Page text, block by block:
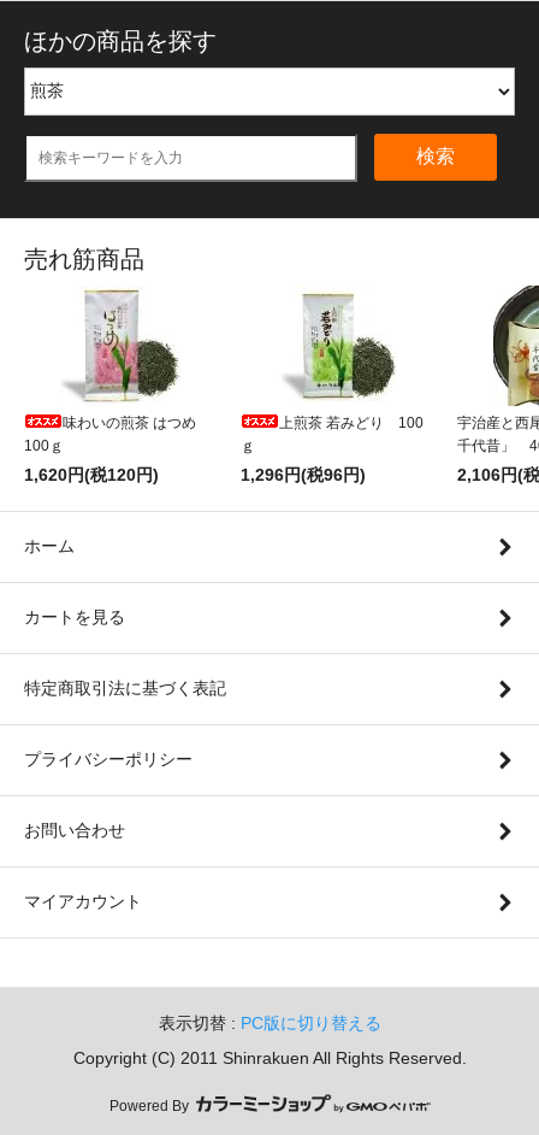
ほかの商品を探す
検索
売れ筋商品
味わいの煎茶 はつめ
100ｇ
1,620円(税120円)
上煎茶 若みどり 100
ｇ
1,296円(税96円)
宇治産と
千代昔」
2,106円(
ホーム
カートを見る
特定商取引法に基づく表記
プライバシーポリシー
お問い合わせ
マイアカウント
表示切替 : PC版に切り替える
Copyright (C) 2011 Shinrakuen All Rights Reserved.
Powered By